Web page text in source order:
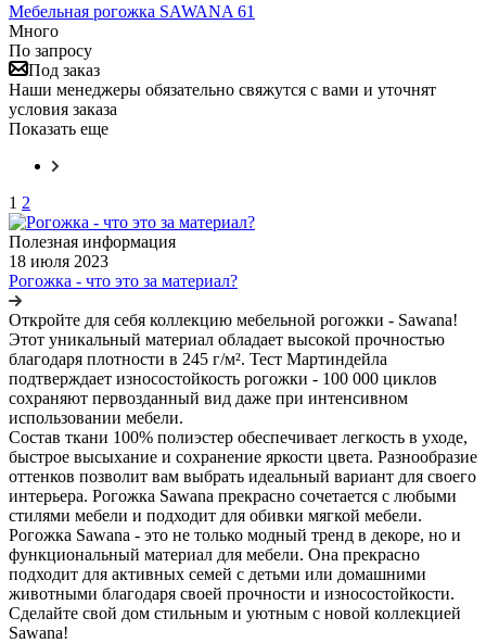
Мебельная рогожка SAWANA 61
Много
По запросу
Под заказ
Наши менеджеры обязательно свяжутся с вами и уточнят
условия заказа
Показать еще
1 2
Полезная информация
18 июля 2023
Рогожка - что это за материал?
Откройте для себя коллекцию мебельной рогожки - Sawana!
Этот уникальный материал обладает высокой прочностью
благодаря плотности в 245 г/м². Тест Мартиндейла
подтверждает износостойкость рогожки - 100 000 циклов
сохраняют первозданный вид даже при интенсивном
использовании мебели.
Состав ткани 100% полиэстер обеспечивает легкость в уходе,
быстрое высыхание и сохранение яркости цвета. Разнообразие
оттенков позволит вам выбрать идеальный вариант для своего
интерьера. Рогожка Sawana прекрасно сочетается с любыми
стилями мебели и подходит для обивки мягкой мебели.
Рогожка Sawana - это не только модный тренд в декоре, но и
функциональный материал для мебели. Она прекрасно
подходит для активных семей с детьми или домашними
животными благодаря своей прочности и износостойкости.
Сделайте свой дом стильным и уютным с новой коллекцией
Sawana!